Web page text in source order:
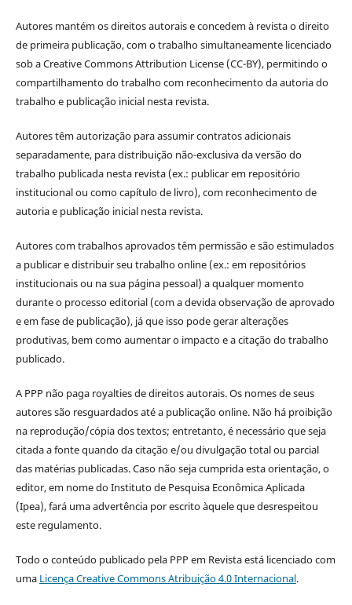
Autores mantém os direitos autorais e concedem à revista o direito
de primeira publicação, com o trabalho simultaneamente licenciado
sob a Creative Commons Attribution License (CC-BY), permitindo o
compartilhamento do trabalho com reconhecimento da autoria do
trabalho e publicação inicial nesta revista.
Autores têm autorização para assumir contratos adicionais
separadamente, para distribuição não-exclusiva da versão do
trabalho publicada nesta revista (ex.: publicar em repositório
institucional ou como capítulo de livro), com reconhecimento de
autoria e publicação inicial nesta revista.
Autores com trabalhos aprovados têm permissão e são estimulados
a publicar e distribuir seu trabalho online (ex.: em repositórios
institucionais ou na sua página pessoal) a qualquer momento
durante o processo editorial (com a devida observação de aprovado
e em fase de publicação), já que isso pode gerar alterações
produtivas, bem como aumentar o impacto e a citação do trabalho
publicado.
A PPP não paga royalties de direitos autorais. Os nomes de seus
autores são resguardados até a publicação online. Não há proibição
na reprodução/cópia dos textos; entretanto, é necessário que seja
citada a fonte quando da citação e/ou divulgação total ou parcial
das matérias publicadas. Caso não seja cumprida esta orientação, o
editor, em nome do Instituto de Pesquisa Econômica Aplicada
(Ipea), fará uma advertência por escrito àquele que desrespeitou
este regulamento.
Todo o conteúdo publicado pela PPP em Revista está licenciado com
uma Licença Creative Commons Atribuição 4.0 Internacional.